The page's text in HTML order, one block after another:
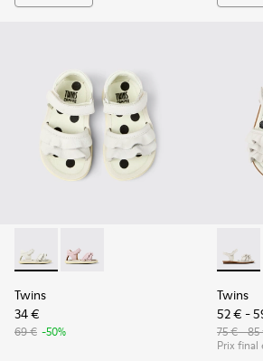
Twins - K800678-001 - Sandales en
Twins - K800678-002
Twins
34 €
69 € -50%
Twins
52 € -
75 € - 85
Prix